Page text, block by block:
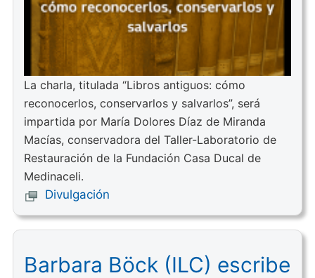
La charla, titulada “Libros antiguos: cómo
reconocerlos, conservarlos y salvarlos”, será
impartida por María Dolores Díaz de Miranda
Macías, conservadora del Taller-Laboratorio de
Restauración de la Fundación Casa Ducal de
Medinaceli.
Divulgación
Barbara Böck (ILC) escribe